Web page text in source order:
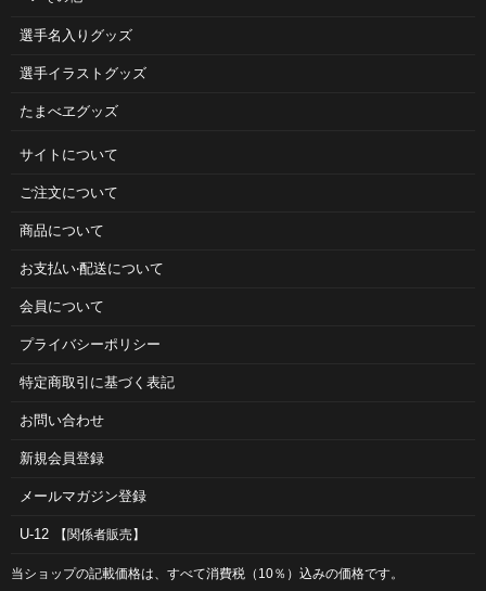
選手名入りグッズ
選手イラストグッズ
たまべヱグッズ
サイトについて
ご注⽂について
商品について
お⽀払い‧配送について
会員について
プライバシーポリシー
特定商取引に基づく表記
お問い合わせ
新規会員登録
メールマガジン登録
U-12 【関係者販売】
当ショップの記載価格は、すべて消費税（10％）込みの価格です。